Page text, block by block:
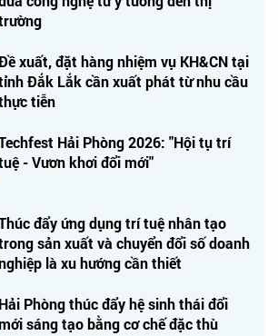
xuất, đặt hàng nhiệm vụ KH&CN tại
Đắk Lắk cần xuất phát từ nhu cầu
tiễn
Hải Phòng 2026: "Hội tụ trí
- Vươn khơi đổi mới"
đẩy ứng dụng trí tuệ nhân tạo
sản xuất và chuyển đổi số doanh
là xu hướng cần thiết
Hải Phòng thúc đẩy hệ sinh thái đổi
sáng tạo bằng cơ chế đặc thù